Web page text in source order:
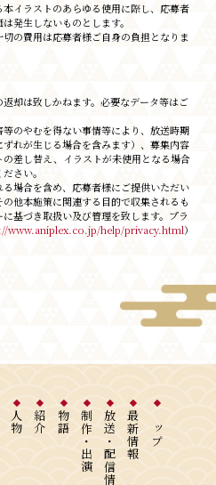
イラストのあらゆる使用に際し、応募者
発生しないものとします。
の費用は応募者様ご自身の負担となりま
却は致しかねます。必要なデータ等はご
のやむを得ない事情等により、放送時期
れが生じる場合を含みます）、募集内容
差し替え、イラストが未使用となる場合
さい。
場合を含め、応募者様にご提供いただい
他本施策に関連する目的で収集されるも
基づき取扱い及び管理を致します。プラ
www.aniplex.co.jp/help/privacy.html）
トップ
最新情報
放送・配信情報
制作・出演
物語
紹介
人物